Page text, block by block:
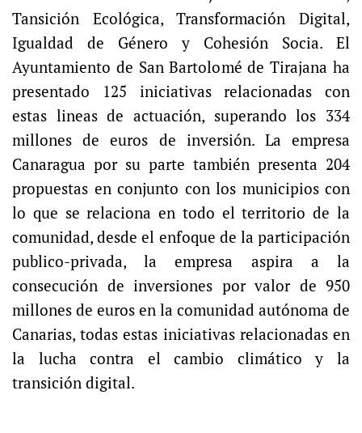
Tansición Ecológica, Transformación Digital,
Igualdad de Género y Cohesión Socia. El
Ayuntamiento de San Bartolomé de Tirajana ha
presentado 125 iniciativas relacionadas con
estas lineas de actuación, superando los 334
millones de euros de inversión. La empresa
Canaragua por su parte también presenta 204
propuestas en conjunto con los municipios con
lo que se relaciona en todo el territorio de la
comunidad, desde el enfoque de la participación
publico-privada, la empresa aspira a la
consecución de inversiones por valor de 950
millones de euros en la comunidad autónoma de
Canarias, todas estas iniciativas relacionadas en
la lucha contra el cambio climático y la
transición digital.